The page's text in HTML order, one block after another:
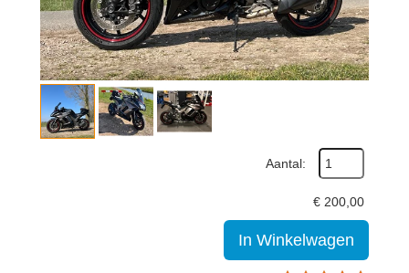
Aantal:
€ 200,00
In Winkelwagen